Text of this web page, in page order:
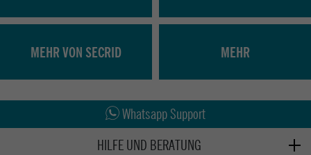
MEHR VON SECRID MEHR
Whatsapp Support
HILFE UND BERATUNG